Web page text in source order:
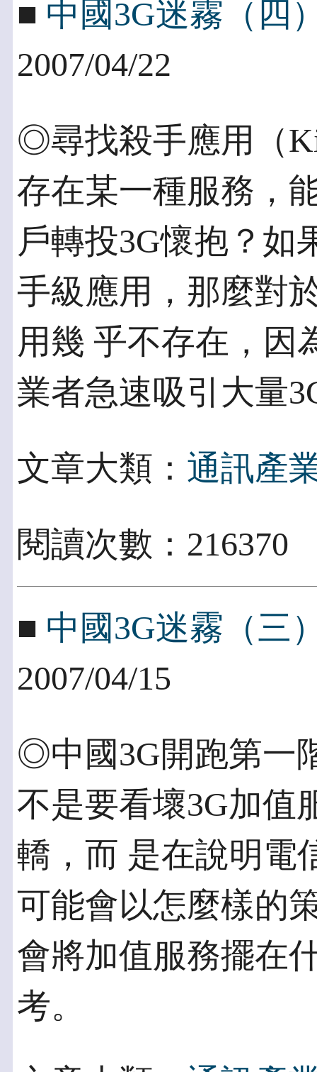
■ 中國3G迷霧（四
2007/04/22
◎尋找殺手應用（
存在某一種服務，
戶轉投3G懷抱？如
手級應用，那麼對
用幾 乎不存在，因
業者急速吸引大量
文章大類： 通訊產
閱讀次數：
■ 中國3G迷霧（三
2007/04/15
◎中國3G開跑第一
不是要看壞3G加值
轎，而 是在說明電
可能會以怎麼樣的
會將加值服務擺在
考。